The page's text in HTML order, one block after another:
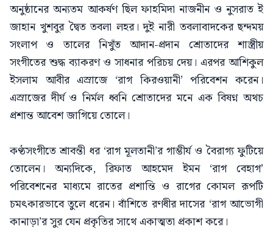
অনুষ্ঠানের অন্যতম আকর্ষণ ছিল ফাহমিদা নাজনীন ও নুসরাত ই
জাহান খুশবুর দ্বৈত তবলা লহর। দুই নারী তবলাবাদকের ছন্দময়
সংলাপ ও তালের নিখুঁত আদান-প্রদান শ্রোতাদের শাস্ত্রীয়
সংগীতের শুদ্ধ ব্যাকরণ ও সাধনার পরিচয় দেয়। এরপর আশিকুল
ইসলাম আবীর এস্রাজে ‘রাগ কিরওয়ানী’ পরিবেশন করেন।
এস্রাজের দীর্ঘ ও নির্মল ধ্বনি শ্রোতাদের মনে এক বিষণ্ন অথচ
প্রশান্ত আবেশ জাগিয়ে তোলে।
কণ্ঠসংগীতে শ্রাবন্তী ধর ‘রাগ মূলতানী’র গাম্ভীর্য ও বৈরাগ্য ফুটিয়ে
তোলেন। অন্যদিকে, রিফাত আহমেদ ইমন ‘রাগ বেহাগ’
পরিবেশনের মাধ্যমে রাতের প্রশান্তি ও রাগের কোমল রূপটি
চমৎকারভাবে তুলে ধরেন। বাঁশিতে রণধীর দাসের ‘রাগ আভোগী
কানাড়া’র সুর যেন প্রকৃতির সাথে একাত্মতা প্রকাশ করে।